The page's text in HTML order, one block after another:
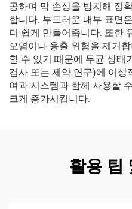
공하며 막 손상을 방지해 정
합니다. 부드러운 내부 표면
더 쉽게 만들어줍니다. 또한
오염이나 용출 위험을 제거
할 수 있기 때문에 무균 상태
검사 또는 제약 연구)에 이상
여과 시스템과 함께 사용할
크게 증가시킵니다.
활용 팁